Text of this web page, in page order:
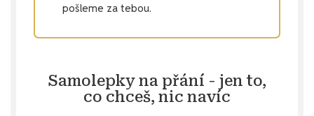
pošleme za tebou.
Samolepky na přání - jen to,
co chceš, nic navíc